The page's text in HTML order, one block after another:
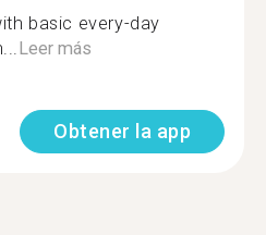
basic every-day
Leer más
Obtener la app